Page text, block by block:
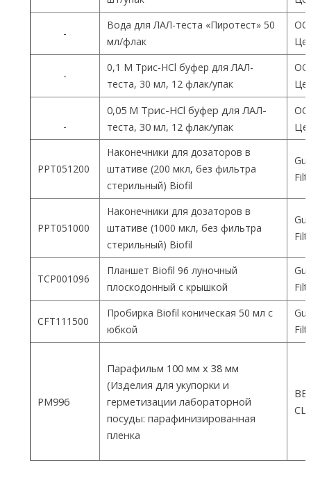
-
Вода для ЛАЛ-теста «Пиротест» 50
мл/флак
-
0,1 М Трис-HCl буфер для ЛАЛ-
теста, 30 мл, 12 флак/упак
-
0,05 М Трис-HCl буфер для ЛАЛ-
теста, 30 мл, 12 флак/упак
PPT051200
Наконечники для дозаторов в
штативе (200 мкл, без фильтра
стерильный) Biofil
PPT051000
Наконечники для дозаторов в
штативе (1000 мкл, без фильтра
стерильный) Biofil
TCP001096
Планшет Biofil 96 луночный
плоскодонный с крышкой
CFT111500
Пробирка Biofil коническая 50 мл с
юбкой
PM996
Парафильм 100 мм х 38 мм
(Изделия для укупорки и
герметизации лабораторной
посуды: парафинизированная
пленка